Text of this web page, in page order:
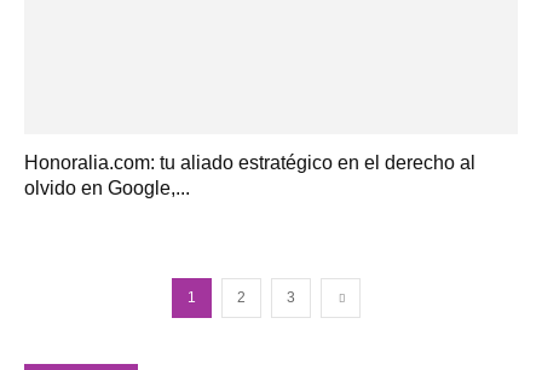
Honoralia.com: tu aliado estratégico en el derecho al
olvido en Google,...
1 2 3